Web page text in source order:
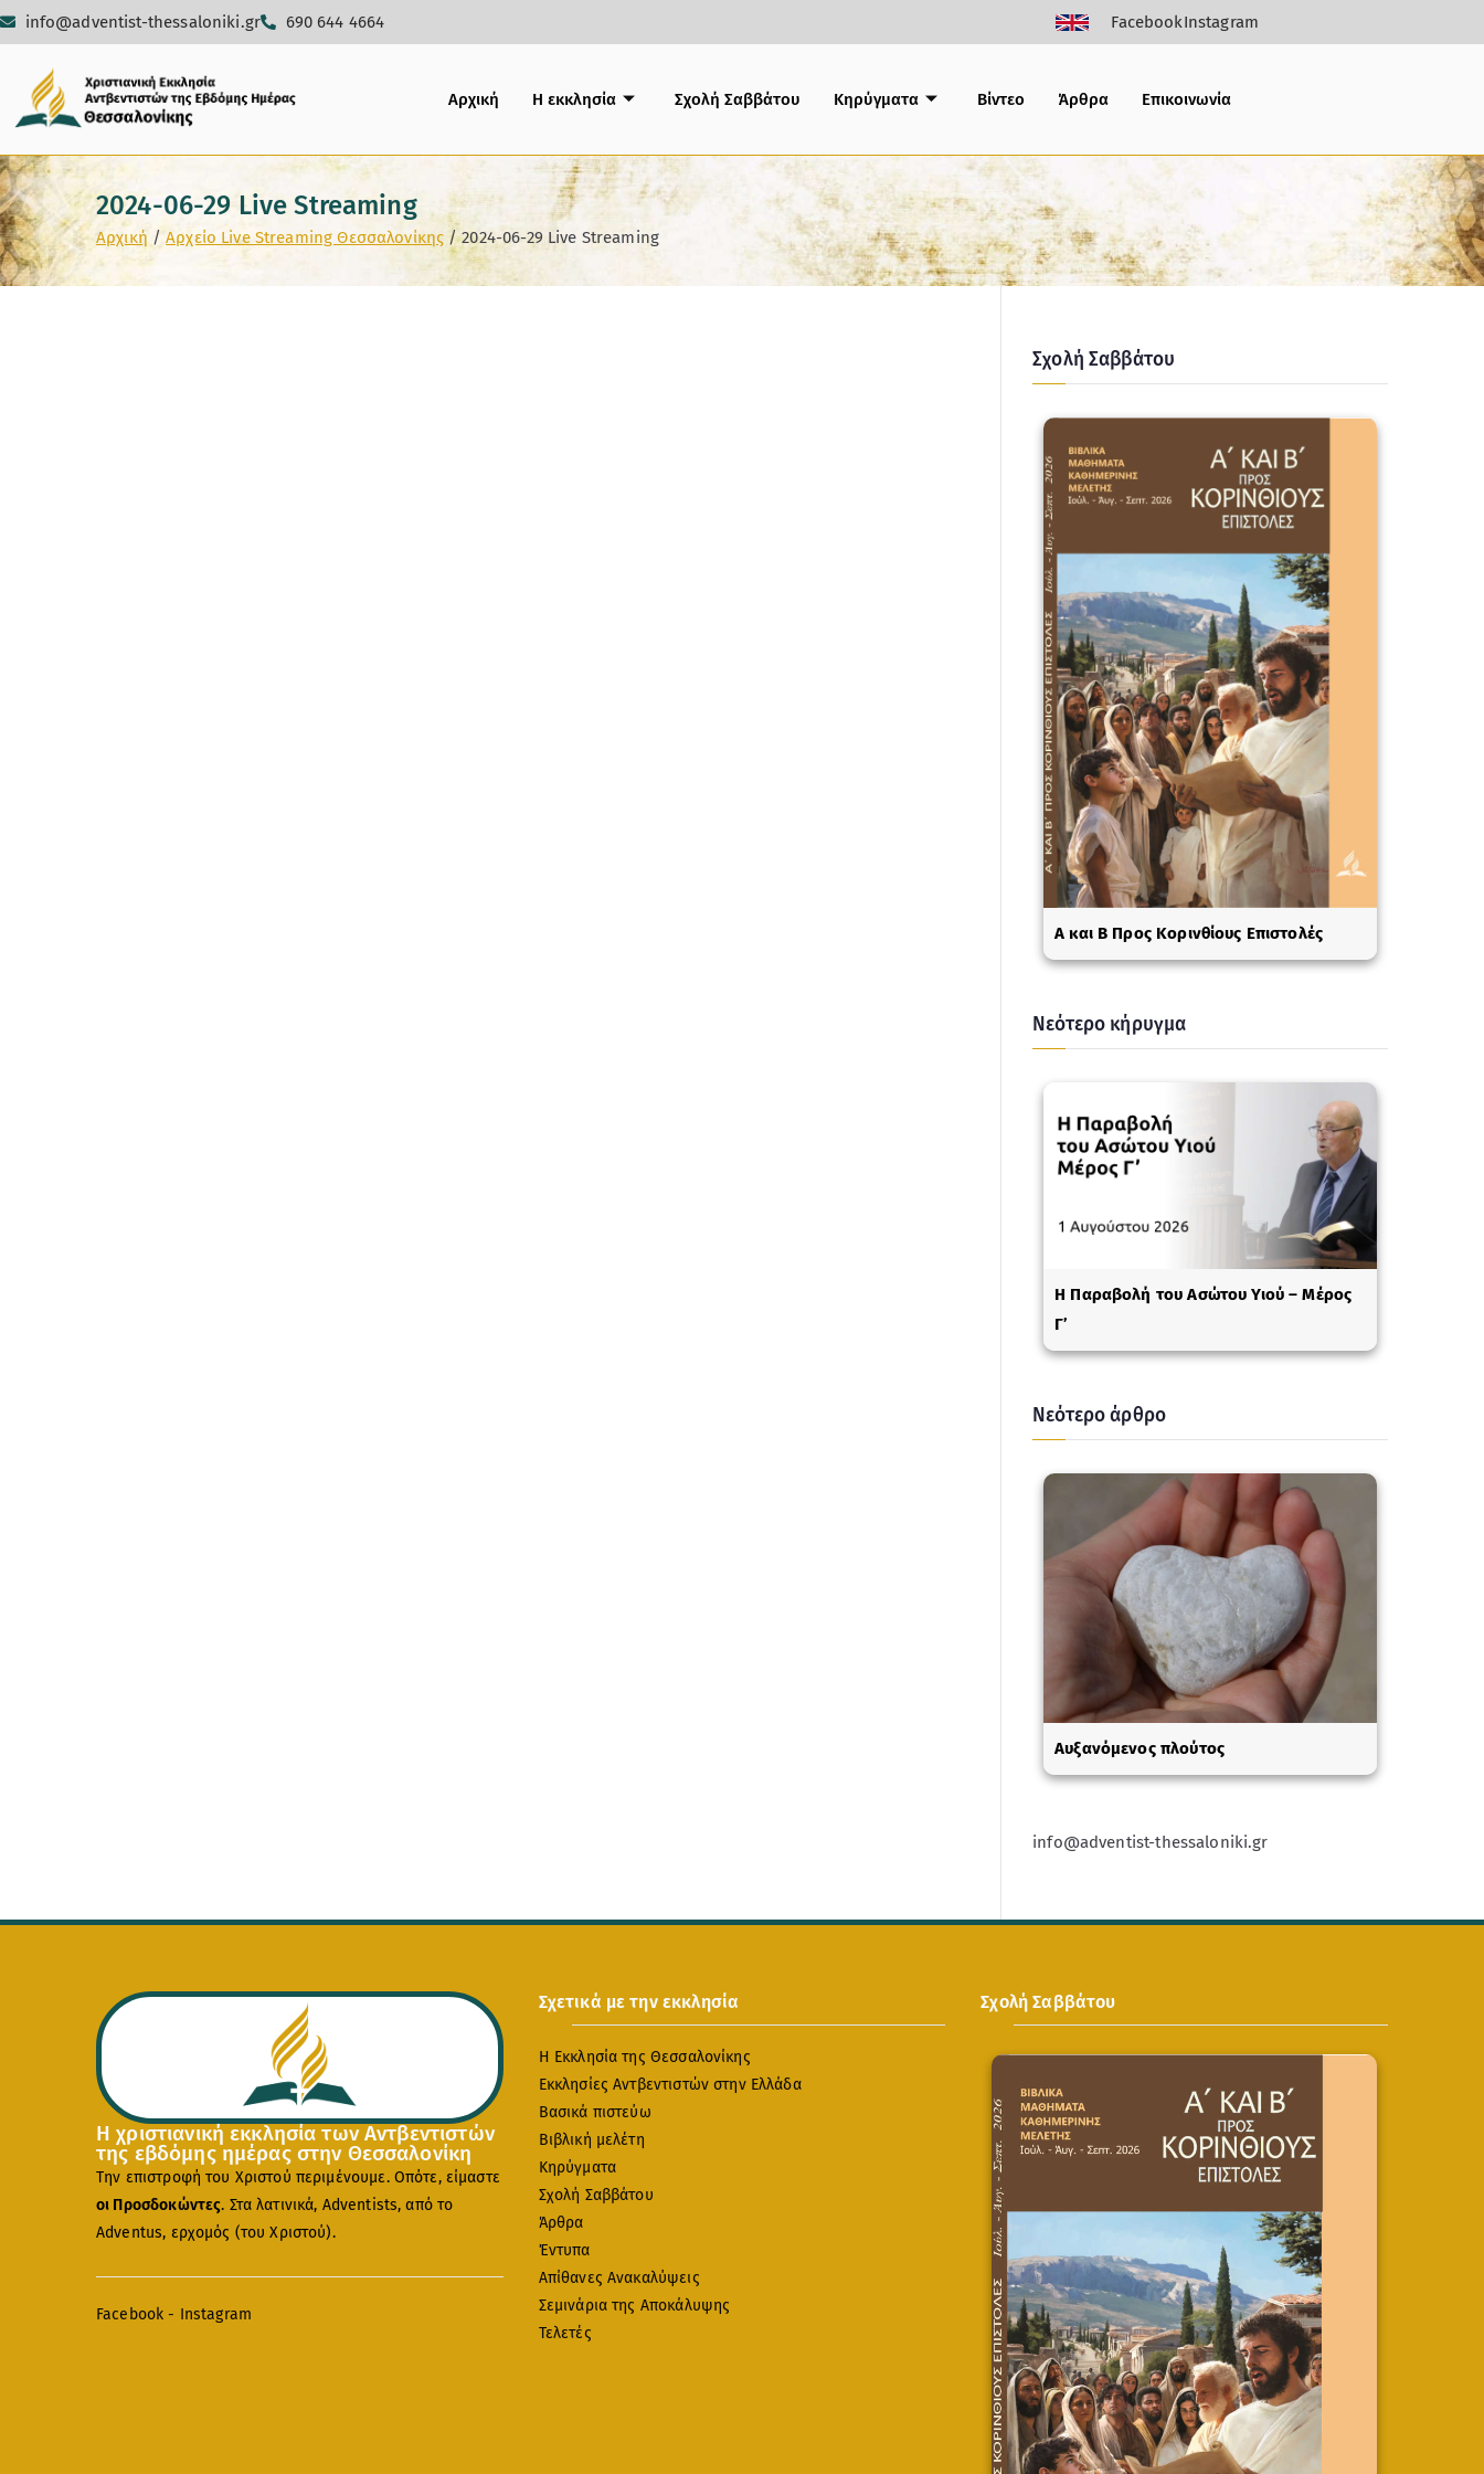
info@adventist-thessaloniki.gr 690 644 4664 FacebookInstagram
Αρχική Η εκκλησία Σχολή Σαββάτου Κηρύγματα Bίντεο Άρθρα Επικοινωνία
2024-06-29 Live Streaming
Αρχική Αρχείο Live Streaming Θεσσαλονίκης 2024-06-29 Live Streaming
Σχολή Σαββάτου
A και Β Προς Κορινθίους Επιστολές
Νεότερο κήρυγμα
Η Παραβολή του Ασώτου Υιού – Μέρος
Γ’
Νεότερο άρθρο
Αυξανόμενος πλούτος
info@adventist-thessaloniki.gr
Η χριστιανική εκκλησία των Αντβεντιστών
της εβδόμης ημέρας στην Θεσσαλονίκη
Την επιστροφή του Χριστού περιμένουμε. Οπότε, είμαστε
οι Προσδοκώντες. Στα λατινικά, Adventists, από το
Adventus, ερχομός (του Χριστού).
Facebook - Instagram
Σχετικά με την εκκλησία
Η Εκκλησία της Θεσσαλονίκης
Εκκλησίες Αντβεντιστών στην Ελλάδα
Βασικά πιστεύω
Βιβλική μελέτη
Κηρύγματα
Σχολή Σαββάτου
Άρθρα
Έντυπα
Απίθανες Ανακαλύψεις
Σεμινάρια της Αποκάλυψης
Τελετές
Σχολή Σαββάτου